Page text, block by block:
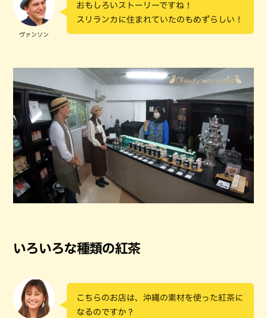
ヴァンソン
おもしろいストーリーですね！
スリランカに住まれていたのもめずらしい！
いろいろな種類の紅茶
こちらのお店は、沖縄の素材を使った紅茶に
なるのですか？